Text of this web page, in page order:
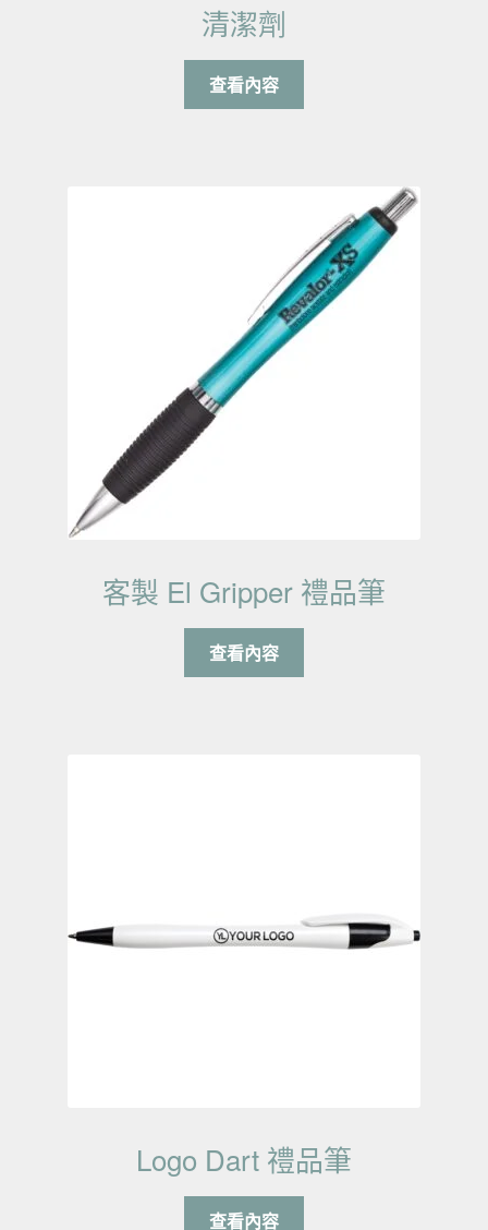
清潔劑
查看內容
客製 El Gripper 禮品筆
查看內容
Logo Dart 禮品筆
查看內容